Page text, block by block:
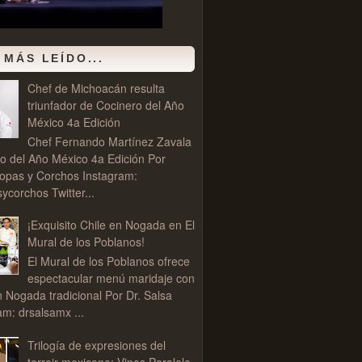
MÁS LEÍDO...
Chef de Michoacán resulta
triunfador de Cocinero del Año
México 4a Edición
Chef Fernando Martínez Zavala
del Año México 4a Edición Por
y Corchos Instagram:
Twitter...
¡Exquisito Chile en Nogada en El
Mural de los Poblanos!
El Mural de los Poblanos ofrece
espectacular menú maridaje con
Nogada tradicional Por Dr. Salsa
drsalsamx ...
Trilogía de expresiones del